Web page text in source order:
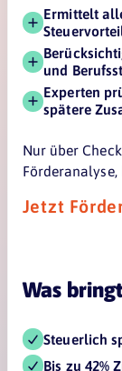
Ermittelt
und
Experten
spätere
Nur über
Jetzt
Was
Steuerlich
Bis zu 42%